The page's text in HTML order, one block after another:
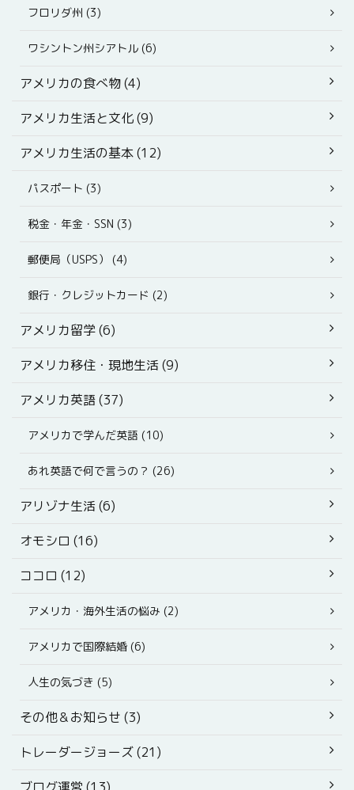
フロリダ州 (3)
ワシントン州シアトル (6)
アメリカの食べ物 (4)
アメリカ生活と文化 (9)
アメリカ生活の基本 (12)
パスポート (3)
税金・年金・SSN (3)
郵便局（USPS） (4)
銀行・クレジットカード (2)
アメリカ留学 (6)
アメリカ移住・現地生活 (9)
アメリカ英語 (37)
アメリカで学んだ英語 (10)
あれ英語で何で言うの？ (26)
アリゾナ生活 (6)
オモシロ (16)
ココロ (12)
アメリカ・海外生活の悩み (2)
アメリカで国際結婚 (6)
人生の気づき (5)
その他＆お知らせ (3)
トレーダージョーズ (21)